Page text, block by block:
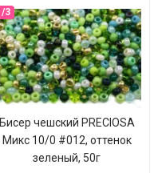
Бисер чешский PRECIOSA
Микс 10/0 #012, оттенок
зеленый, 50г